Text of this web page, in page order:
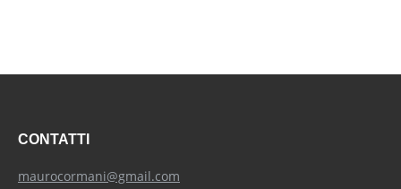
CONTATTI
maurocormani@gmail.com